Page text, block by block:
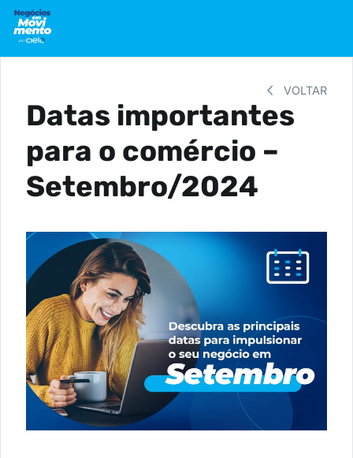
VOLTAR
Datas importantes
para o comércio –
Setembro/2024